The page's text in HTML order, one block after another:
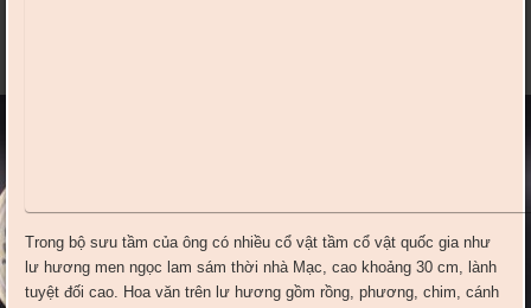
Trong bộ sưu tầm của ông có nhiều cổ vật tầm cổ vật quốc gia như
lư hương men ngọc lam sám thời nhà Mạc, cao khoảng 30 cm, lành
tuyệt đối cao. Hoa văn trên lư hương gồm rồng, phương, chim, cánh